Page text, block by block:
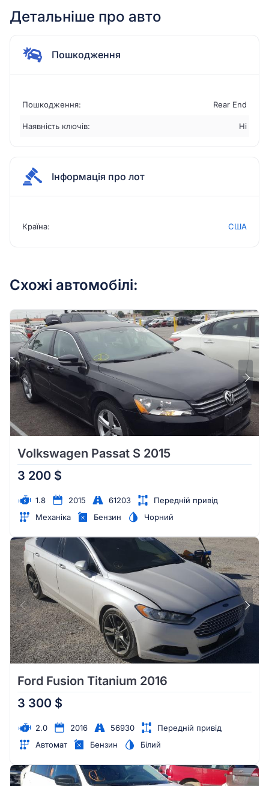
Детальніше про авто
Пошкодження
Пошкодження: Rear End
Наявність ключів: Ні
Інформація про лот
Країна: США
Схожі автомобілі:
Volkswagen Passat S 2015
3 200 $
1.8 2015 61203
Передній привід
Механіка
Бензин Чорний
Ford Fusion Titanium 2016
3 300 $
2.0 2016 56930
Передній привід
Автомат
Бензин Білий